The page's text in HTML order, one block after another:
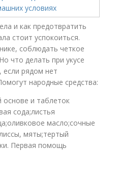
и как предотвратить
стоит успокоиться.
соблюдать четкое
что делать при укусе
если рядом нет
народные средства:
основе и таблеток
сода;листья
масло;сочные
мяты;тертый
Первая помощь